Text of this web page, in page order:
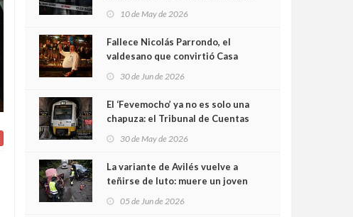
cámaras captan sus últimos
minutos
10 de May de 2026
Fallece Nicolás Parrondo, el
valdesano que convirtió Casa
30 de Jun de 2026
El ‘Fevemocho’ ya no es solo una
chapuza: el Tribunal de Cuentas
sobrecoste de los trenes que no
cabían por los túneles
30 de May de 2026
La variante de Avilés vuelve a
teñirse de luto: muere un joven
05 de Jun de 2026